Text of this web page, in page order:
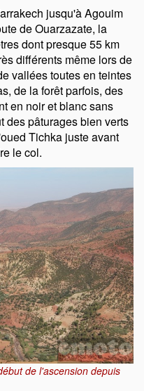
jusqu'à Agouim
de Ouarzazate, la
dont presque 55 km
différents même lors de
vallées toutes en teintes
de la forêt parfois, des
en noir et blanc sans
des pâturages bien verts
Tichka juste avant
le col.
de l'ascension depuis